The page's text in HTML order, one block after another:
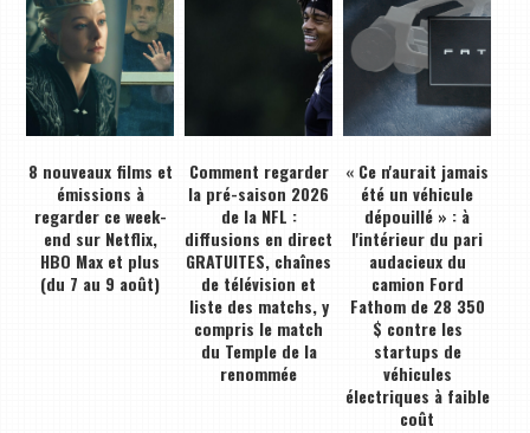
8 nouveaux films et
émissions à
regarder ce week-
end sur Netflix,
HBO Max et plus
(du 7 au 9 août)
Comment regarder
la pré-saison 2026
de la NFL :
diffusions en direct
GRATUITES, chaînes
de télévision et
liste des matchs, y
compris le match
du Temple de la
renommée
« Ce n'aurait jamais
été un véhicule
dépouillé » : à
l'intérieur du pari
audacieux du
camion Ford
Fathom de 28 350
$ contre les
startups de
véhicules
électriques à faible
coût